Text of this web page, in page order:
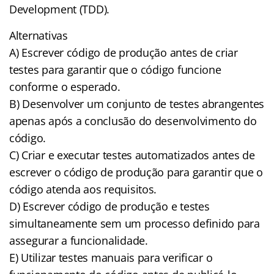
Development (TDD).
Alternativas
A) Escrever código de produção antes de criar
testes para garantir que o código funcione
conforme o esperado.
B) Desenvolver um conjunto de testes abrangentes
apenas após a conclusão do desenvolvimento do
código.
C) Criar e executar testes automatizados antes de
escrever o código de produção para garantir que o
código atenda aos requisitos.
D) Escrever código de produção e testes
simultaneamente sem um processo definido para
assegurar a funcionalidade.
E) Utilizar testes manuais para verificar o